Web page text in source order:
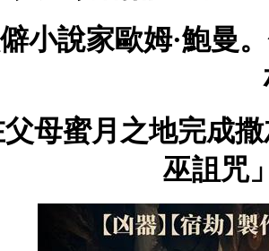
小說家歐姆·鮑曼
母蜜月之地完成
巫詛咒